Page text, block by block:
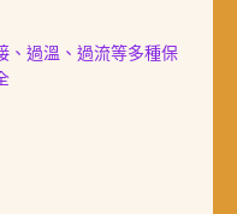
、過溫、過流等多種保